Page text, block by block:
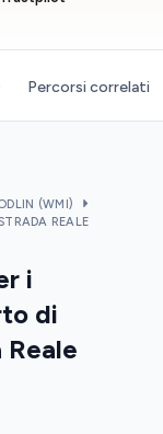
Percorsi correlati
(WMI)
REALE
i
di